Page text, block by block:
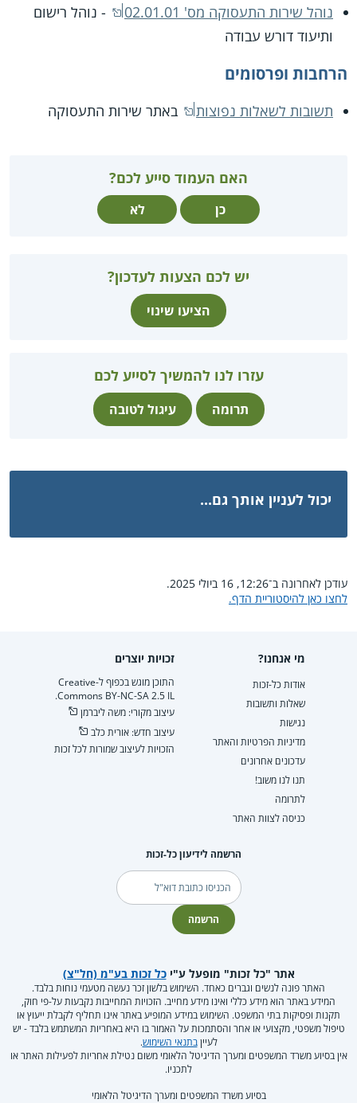
נוהל שירות התעסוקה מס' 02.01.01
- נוהל רישום
ותיעוד דורש עבודה
הרחבות ופרסומים
תשובות לשאלות נפוצות באתר שירות התעסוקה
האם העמוד סייע לכם?
כן לא
יש לכם הצעות לעדכון?
הציעו שינוי
עזרו לנו להמשיך לסייע לכם
תרומה עיגול לטובה
יכול לעניין אותך גם...
עודכן לאחרונה ב־12:26, 16 ביולי 2025.
לחצו כאן להיסטוריית הדף.
מי אנחנו?
אודות כל-זכות
שאלות ותשובות
נגישות
מדיניות הפרטיות והאתר
עדכונים אחרונים
תנו לנו משוב!
לתרומה
כניסה לצוות האתר
זכויות יוצרים
התוכן מוגש בכפוף ל-Creative
Commons BY-NC-SA 2.5 IL.
עיצוב מקורי: משה ליברמן
עיצוב חדש: אורית כלב
הזכויות לעיצוב שמורות לכל זכות
הרשמה לידיעון כל-זכות
דוא"ל
הרשמה
אתר "כל זכות" מופעל ע"יכל זכות בע"מ (חל"צ)
האתר פונה לנשים וגברים כאחד. השימוש בלשון זכר נעשה מטעמי נוחות בלבד.
המידע באתר הוא מידע כללי ואינו מידע מחייב. הזכויות המחייבות נקבעות על-פי חוק,
תקנות ופסיקות בתי המשפט. השימוש במידע המופיע באתר אינו תחליף לקבלת ייעוץ או
טיפול משפטי, מקצועי או אחר והסתמכות על האמור בו היא באחריות המשתמש בלבד - יש
לעייןבתנאי השימוש.
אין בסיוע משרד המשפטים ומערך הדיגיטל הלאומי משום נטילת אחריות לפעילות האתר או
לתכניו.
בסיוע משרד המשפטים ומערך הדיגיטל הלאומי